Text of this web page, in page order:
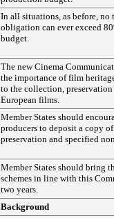
In all situations, as before,
obligation can ever exceed
budget.
The new Cinema
the importance of film
to the collection,
European films.
Member States should
producers to deposit a copy
preservation and specified
Member States should bring
schemes in line with this
two years.
Background